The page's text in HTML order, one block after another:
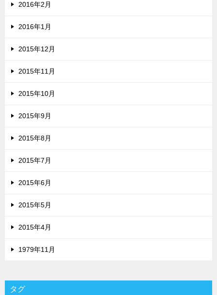
2016年2月
2016年1月
2015年12月
2015年11月
2015年10月
2015年9月
2015年8月
2015年7月
2015年6月
2015年5月
2015年4月
1979年11月
タグ